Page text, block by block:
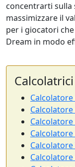
concentrarti
massimizzare il
per i giocatori
Dream in modo
Calcolatore
Calcolatore